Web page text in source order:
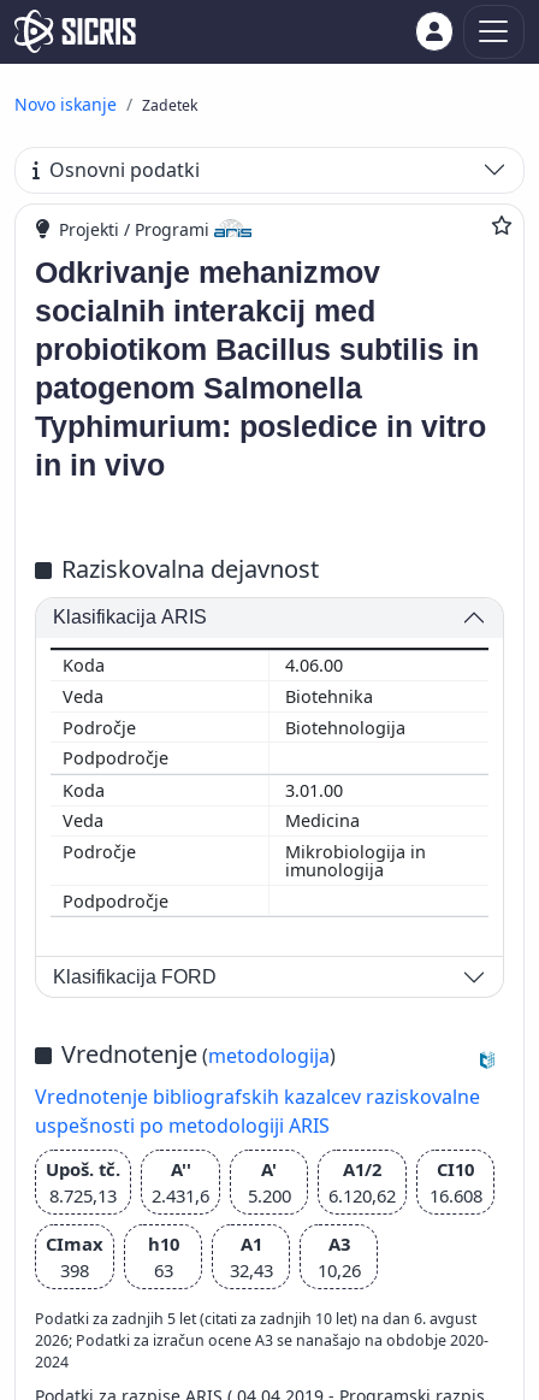
Novo iskanje Zadetek
Osnovni podatki
Projekti / Programi
Odkrivanje mehanizmov
socialnih interakcij med
probiotikom Bacillus subtilis in
patogenom Salmonella
Typhimurium: posledice in vitro
in in vivo
Raziskovalna dejavnost
Klasifikacija ARIS
4.06.00
Biotehnika
Biotehnologija
3.01.00
Medicina
Mikrobiologija in
imunologija
Klasifikacija FORD
Vrednotenje(metodologija)
Vrednotenje bibliografskih kazalcev raziskovalne
uspešnosti po metodologiji ARIS
Upoš. tč.
8.725,13
A''
2.431,6
A'
5.200
A1/2
6.120,62
CI10
16.608
CImax
398
h10
63
A1
32,43
A3
10,26
Podatki za zadnjih 5 let (citati za zadnjih 10 let) na dan 6. avgust
2026; Podatki za izračun ocene A3 se nanašajo na obdobje 2020-
2024